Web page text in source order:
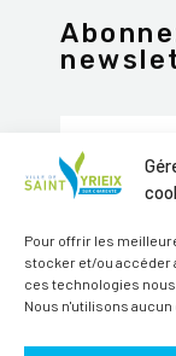
Pour offrir les
stocker et/ou accéder
ces technologies
Nous n'utilisons
Alternative:
Suivez-